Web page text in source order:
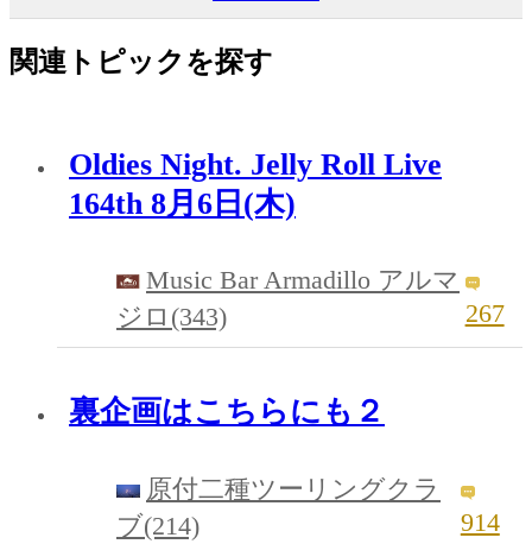
関連トピックを探す
Oldies Night. Jelly Roll Live
164th 8月6日(木)
Music Bar Armadillo アルマ
ジロ(343)
267
裏企画はこちらにも２
原付二種ツーリングクラ
ブ(214)
914